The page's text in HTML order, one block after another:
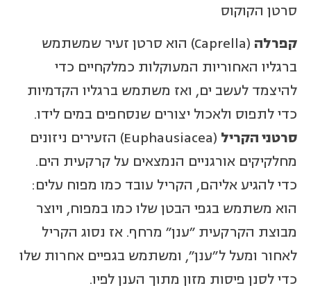
סרטן הקוקוס
קפרלה
(Caprella) הוא סרטן זעיר שמשתמש
ברגליו האחוריות המעוקלות כמלקחיים כדי
להיצמד לעשב ים, ואז משתמש ברגליו הקדמיות
כדי לתפוס ולאכול יצורים שנסחפים במים לידו.
סרטני הקריל
(Euphausiacea) הזעירים ניזונים
מחלקיקים אורגניים הנמצאים על קרקעית הים.
כדי להגיע אליהם, הקריל עובד כמו מפוח עלים:
הוא משתמש בגפי הבטן שלו כמו במפוח, ויוצר
מבוצת הקרקעית "ענן" מרחף. אז נסוג הקריל
לאחור ומעל ל"ענן", ומשתמש בגפיים אחרות שלו
כדי לסנן פיסות מזון מתוך הענן לפיו.